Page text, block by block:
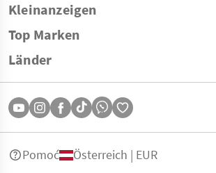
Kleinanzeigen
Top Marken
Länder
Pomoć Österreich | EUR